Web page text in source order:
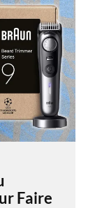
Faire